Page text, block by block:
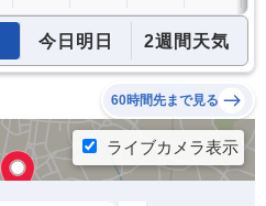
今日明日 2週間天気
60時間先まで見る